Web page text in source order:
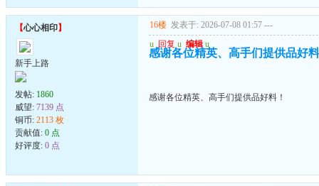
【心心相印】
新手上路
发帖: 1860
威望: 7139 点
铜币: 2113 枚
贡献值: 0 点
好评度: 0 点
16楼 发表于: 2026-07-08 01:57 ---
u 回复 u 编辑 u
感谢各位精英、高手们提供品好
感谢各位精英、高手们提供品好料！